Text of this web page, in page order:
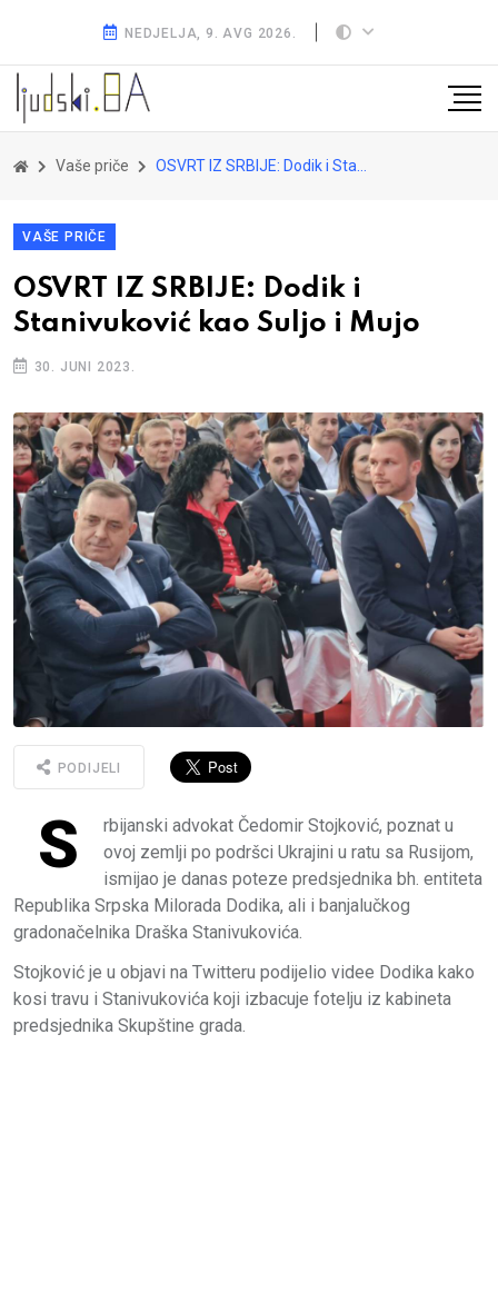
NEDJELJA, 9. AVG 2026.
Vaše priče OSVRT IZ SRBIJE: Dodik i Stanivuković kao Suljo i Mujo
VAŠE PRIČE
OSVRT IZ SRBIJE: Dodik i
Stanivuković kao Suljo i Mujo
30. JUNI 2023.
PODIJELI
S
rbijanski advokat Čedomir Stojković, poznat u
ovoj zemlji po podršci Ukrajini u ratu sa Rusijom,
ismijao je danas poteze predsjednika bh. entiteta
Republika Srpska Milorada Dodika, ali i banjalučkog
gradonačelnika Draška Stanivukovića.
Stojković je u objavi na Twitteru podijelio videe Dodika kako
kosi travu i Stanivukovića koji izbacuje fotelju iz kabineta
predsjednika Skupštine grada.